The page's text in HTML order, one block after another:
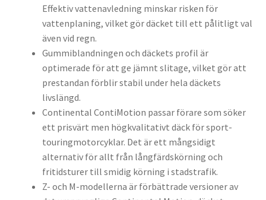
Effektiv vattenavledning minskar risken för
vattenplaning, vilket gör däcket till ett pålitligt val
även vid regn.
Gummiblandningen och däckets profil är
optimerade för att ge jämnt slitage, vilket gör att
prestandan förblir stabil under hela däckets
livslängd.
Continental ContiMotion passar förare som söker
ett prisvärt men högkvalitativt däck för sport-
touringmotorcyklar. Det är ett mångsidigt
alternativ för allt från långfärdskörning och
fritidsturer till smidig körning i stadstrafik.
Z- och M-modellerna är förbättrade versioner av